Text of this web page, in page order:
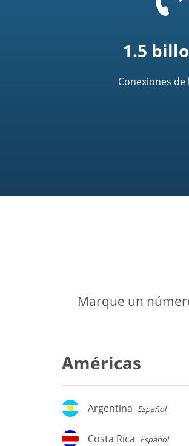
1.5
Conexiones de
Marque un
Américas
Argentina
Argentina Español
Costa
Costa Rica Español